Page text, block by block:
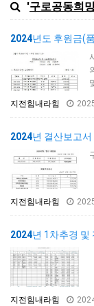
'구로공동희
2024년도 후원금(
지전힘내라힘
2024년 결산보고서
지전힘내라힘
2024년 1차추경 및
지전힘내라힘